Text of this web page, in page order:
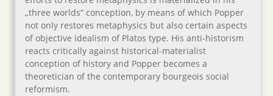
„three worlds“ conception, by means of which Popper
not only restores metaphysics but also certain aspects
of objective idealism of Platos type. His anti-historism
reacts critically against historical-materialist
conception of history and Popper becomes a
theoretician of the contemporary bourgeois social
reformism.